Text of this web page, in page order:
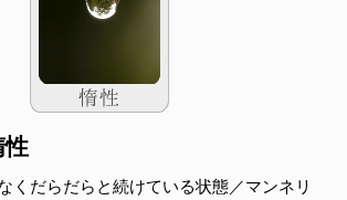
性
くだらだらと続けている状態／マンネリ